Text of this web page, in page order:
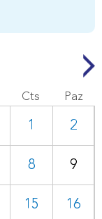
Cts Paz
1 2
8 9
15 16